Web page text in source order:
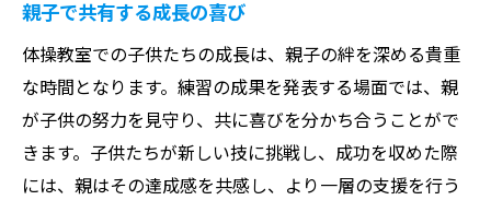
親子で共有する成長の喜び
体操教室での子供たちの成長は、親子の絆を深める貴重
な時間となります。練習の成果を発表する場面では、親
が子供の努力を見守り、共に喜びを分かち合うことがで
きます。子供たちが新しい技に挑戦し、成功を収めた際
には、親はその達成感を共感し、より一層の支援を行う